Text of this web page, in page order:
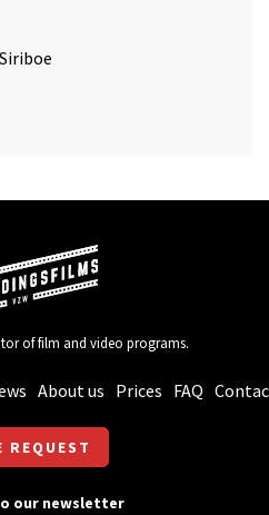
of film and video programs.
About us Prices FAQ
REQUEST
our newsletter